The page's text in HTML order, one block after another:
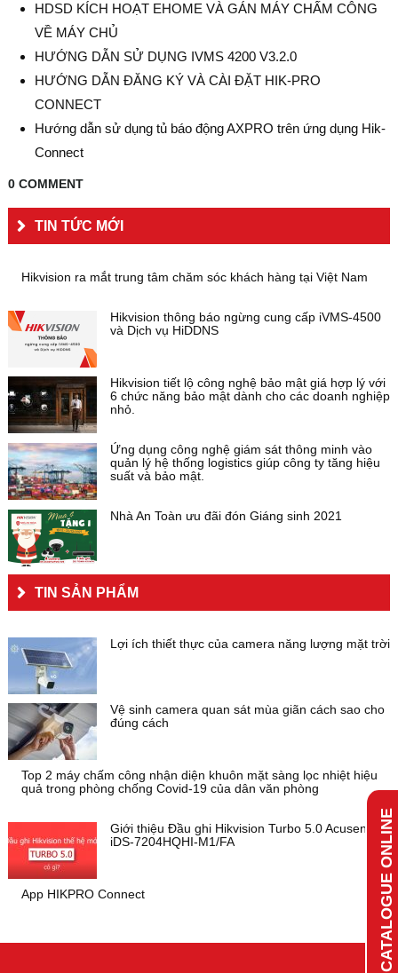
CATALOGUE ONLINE
HDSD KÍCH HOẠT EHOME VÀ GÁN MÁY CHẤM CÔNG
VỀ MÁY CHỦ
HƯỚNG DẪN SỬ DỤNG IVMS 4200 V3.2.0
HƯỚNG DẪN ĐĂNG KÝ VÀ CÀI ĐẶT HIK-PRO
CONNECT
Hướng dẫn sử dụng tủ báo động AXPRO trên ứng dụng Hik-
Connect
0 COMMENT
TIN TỨC MỚI
Hikvision ra mắt trung tâm chăm sóc khách hàng tại Việt Nam
Hikvision thông báo ngừng cung cấp iVMS-4500
và Dịch vụ HiDDNS
Hikvision tiết lộ công nghệ bảo mật giá hợp lý với
6 chức năng bảo mật dành cho các doanh nghiệp
nhỏ.
Ứng dụng công nghệ giám sát thông minh vào
quản lý hệ thống logistics giúp công ty tăng hiệu
suất và bảo mật.
Nhà An Toàn ưu đãi đón Giáng sinh 2021
TIN SẢN PHẨM
Lợi ích thiết thực của camera năng lượng mặt trời
Vệ sinh camera quan sát mùa giãn cách sao cho
đúng cách
Top 2 máy chấm công nhận diện khuôn mặt sàng lọc nhiệt hiệu
quả trong phòng chống Covid-19 của dân văn phòng
Giới thiệu Đầu ghi Hikvision Turbo 5.0 Acusense
iDS-7204HQHI-M1/FA
App HIKPRO Connect